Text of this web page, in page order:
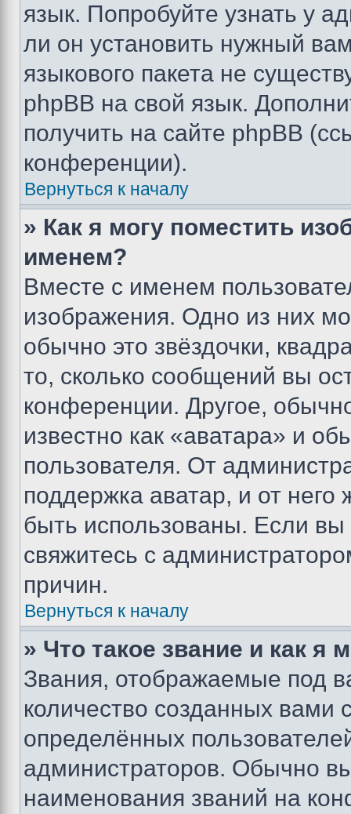
язык. Попробуйте узнать у
ли он установить нужный
языкового пакета не
phpBB на свой язык.
получить на сайте phpBB
конференции).
Вернуться к началу
» Как я могу поместить
именем?
Вместе с именем
изображения. Одно из них
обычно это звёздочки,
то, сколько сообщений вы
конференции. Другое,
известно как «аватара» и
пользователя. От
поддержка аватар, и от него
быть использованы. Если
свяжитесь с
причин.
Вернуться к началу
» Что такое звание и как я
Звания, отображаемые под
количество созданных
определённых
администраторов. Обычно
наименования званий на